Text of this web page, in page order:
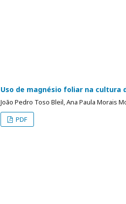
Uso de magnésio foliar na cultura
João Pedro Toso Bleil, Ana Paula Morais
PDF